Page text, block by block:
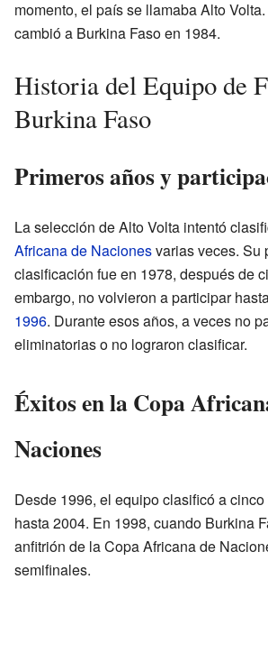
momento, el país se llamaba Alto
cambió a Burkina Faso en 1984.
Historia del Equipo de
Burkina Faso
Primeros años y
La selección de Alto Volta intentó
Africana de Nacionesvarias veces. Su
clasificación fue en 1978, después de
embargo, no volvieron a participar
1996. Durante esos años, a veces no
eliminatorias o no lograron clasificar.
Éxitos en la Copa
Naciones
Desde 1996, el equipo clasificó a
hasta 2004. En 1998, cuando Burkina
anfitrión de la Copa Africana de
semifinales.